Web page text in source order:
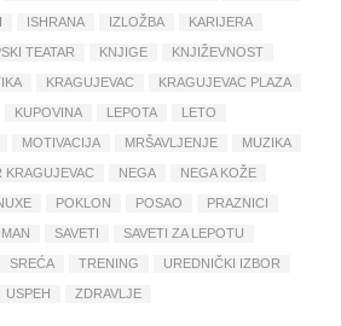
ISHRANA IZLOŽBA KARIJERA
TEATAR KNJIGE KNJIŽEVNOST
KRAGUJEVAC KRAGUJEVAC PLAZA
KUPOVINA LEPOTA LETO
MOTIVACIJA MRŠAVLJENJE MUZIKA
KRAGUJEVAC NEGA NEGA KOŽE
POKLON POSAO PRAZNICI
SAVETI SAVETI ZA LEPOTU
SREĆA TRENING UREDNIČKI IZBOR
USPEH ZDRAVLJE